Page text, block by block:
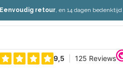
Eenvoudig retour, en 14 dagen bedenktijd